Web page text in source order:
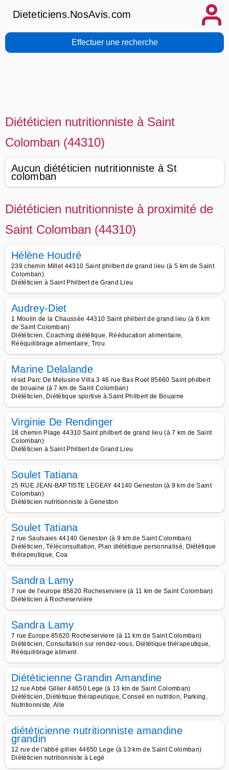
Dieteticiens.NosAvis.com
Effectuer une recherche
Diététicien nutritionniste à Saint
Colomban (44310)
Aucun diététicien nutritionniste à St
colomban
Diététicien nutritionniste à proximité de
Saint Colomban (44310)
Hélène Houdré
239 chemin Millet 44310 Saint philbert de grand lieu (à 5 km de Saint
Colomban)
Diététicien à Saint Philbert de Grand Lieu
Audrey-Diet
1 Moulin de la Chaussée 44310 Saint philbert de grand lieu (à 6 km
de Saint Colomban)
Diététicien, Coaching diététique, Rééducation alimentaire,
Rééquilibrage alimentaire, Trou
Marine Delalande
résid Parc De Melusine Villa 3 46 rue Bas Ruet 85660 Saint philbert
de bouaine (à 7 km de Saint Colomban)
Diététicien, Diététique sportive à Saint Philbert de Bouaine
Virginie De Rendinger
18 chemin Plage 44310 Saint philbert de grand lieu (à 7 km de Saint
Colomban)
Diététicien à Saint Philbert de Grand Lieu
Soulet Tatiana
25 RUE JEAN-BAPTISTE LEGEAY 44140 Geneston (à 9 km de Saint
Colomban)
Diététicien nutritionniste à Geneston
Soulet Tatiana
2 rue Saulsaies 44140 Geneston (à 9 km de Saint Colomban)
Diététicien, Téléconsultation, Plan diététique personnalisé, Diététique
thérapeutique, Coa
Sandra Lamy
7 rue de l'europe 85620 Rocheserviere (à 11 km de Saint Colomban)
Diététicien à Rocheservière
Sandra Lamy
7 rue Europe 85620 Rocheserviere (à 11 km de Saint Colomban)
Diététicien, Consultation sur rendez-vous, Diététique thérapeutique,
Rééquilibrage aliment
Diététicienne Grandin Amandine
12 rue Abbé Gillier 44650 Lege (à 13 km de Saint Colomban)
Diététicien, Diététique thérapeutique, Conseil en nutrition, Parking,
Nutritionniste, Alle
diététicienne nutritionniste amandine
grandin
12 rue de l'abbé gillier 44650 Lege (à 13 km de Saint Colomban)
Diététicien nutritionniste à Legé